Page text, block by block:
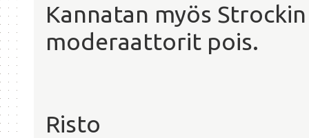
Kannatan myös
moderaattorit pois.
Risto